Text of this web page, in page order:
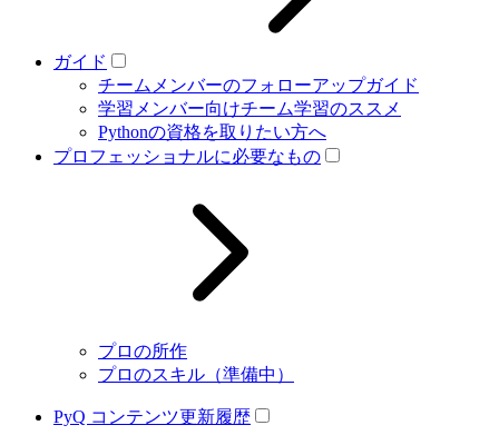
ガイド
チームメンバーのフォローアップガイド
学習メンバー向けチーム学習のススメ
Pythonの資格を取りたい方へ
プロフェッショナルに必要なもの
プロの所作
プロのスキル（準備中）
PyQ コンテンツ更新履歴